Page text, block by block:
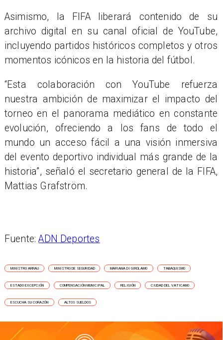
Asimismo, la FIFA liberará contenido de su
archivo digital en su canal oficial de YouTube,
incluyendo partidos históricos completos y otros
momentos icónicos en la historia del fútbol.
“Esta colaboración con YouTube refuerza
nuestra ambición de maximizar el impacto del
torneo en el panorama mediático en constante
evolución, ofreciendo a los fans de todo el
mundo un acceso fácil a una visión inmersiva
del evento deportivo individual más grande de la
historia”, señaló el secretario general de la FIFA,
Mattias Grafström.
Fuente:ADN Deportes
MINISTRO ARRAU MINISTRO DE SEGURIDAD MARIANA DI GIROLAMO TABAQUISMO
ESTADO EXCEPCIÓN COMPENSACIÓN MUNICIPAL RELIGIÓN CIUDAD DEL VATICANO
ESCUCHA SU CORAZÓN ALTOS SUELDOS